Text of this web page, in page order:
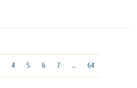
4 5 6 7 … 64